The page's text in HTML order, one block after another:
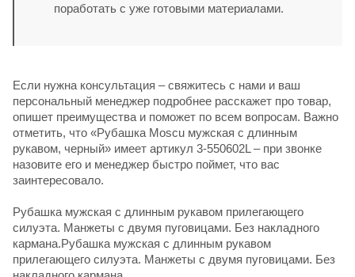
поработать с уже готовыми материалами.
Если нужна консультация – свяжитесь с нами и ваш
персональный менеджер подробнее расскажет про товар,
опишет преимущества и поможет по всем вопросам. Важно
отметить, что «Рубашка Moscu мужская с длинным
рукавом, черный» имеет артикул 3-550602L – при звонке
назовите его и менеджер быстро поймет, что вас
заинтересовало.
Рубашка мужская с длинным рукавом прилегающего
силуэта. Манжеты с двумя пуговицами. Без накладного
кармана.Рубашка мужская с длинным рукавом
прилегающего силуэта. Манжеты с двумя пуговицами. Без